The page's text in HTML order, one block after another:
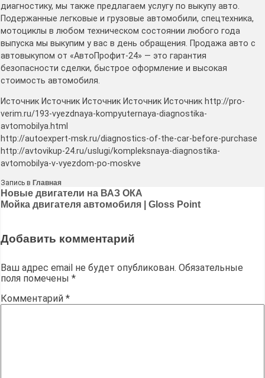
диагностику, мы также предлагаем услугу по выкупу авто.
Подержанные легковые и грузовые автомобили, спецтехника,
мотоциклы в любом техническом состоянии любого года
выпуска мы выкупим у вас в день обращения. Продажа авто с
автовыкупом от «АвтоПрофит-24» — это гарантия
безопасности сделки, быстрое оформление и высокая
стоимость автомобиля.
Источник Источник Источник Источник Источник http://pro-
verim.ru/193-vyezdnaya-kompyuternaya-diagnostika-
avtomobilya.html
http://autoexpert-msk.ru/diagnostics-of-the-car-before-purchase
http://avtovikup-24.ru/uslugi/kompleksnaya-diagnostika-
avtomobilya-v-vyezdom-po-moskve
Запись в Главная
Навигация
по
Новые двигатели на ВАЗ ОКА
Мойка двигателя автомобиля | Gloss Point
Добавить комментарий
Ваш адрес email не будет опубликован. Обязательные
поля помечены *
Комментарий *